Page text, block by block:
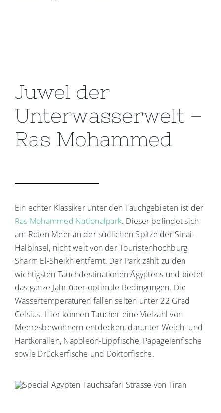
Juwel der
Unterwasserwelt –
Ras Mohammed
Ein echter Klassiker unter den Tauchgebieten ist der
Ras Mohammed Nationalpark. Dieser befindet sich
am Roten Meer an der südlichen Spitze der Sinai-
Halbinsel, nicht weit von der Touristenhochburg
Sharm El-Sheikh entfernt. Der Park zählt zu den
wichtigsten Tauchdestinationen Ägyptens und bietet
das ganze Jahr über optimale Bedingungen. Die
Wassertemperaturen fallen selten unter 22 Grad
Celsius. Hier können Taucher eine Vielzahl von
Meeresbewohnern entdecken, darunter Weich- und
Hartkorallen, Napoleon-Lippfische, Papageienfische
sowie Drückerfische und Doktorfische.